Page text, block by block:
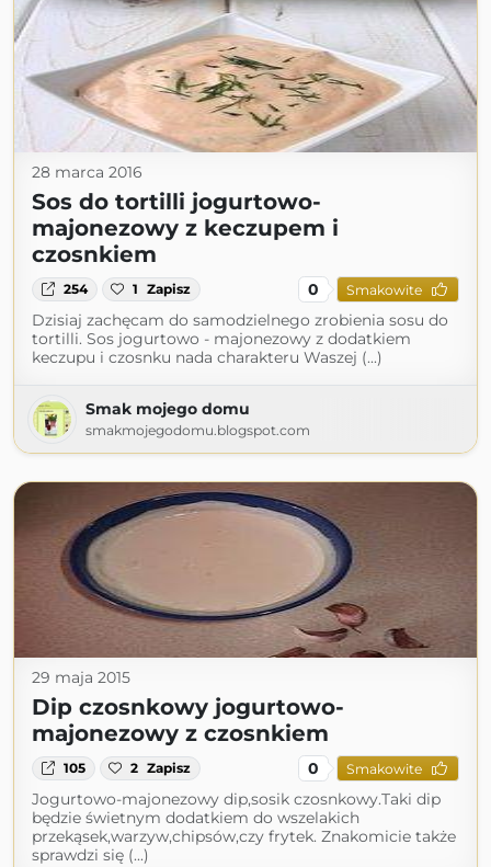
28 marca 2016
Sos do tortilli jogurtowo-
majonezowy z keczupem i
czosnkiem
254 1 Zapisz 0 Smakowite
Dzisiaj zachęcam do samodzielnego zrobienia sosu do
tortilli. Sos jogurtowo - majonezowy z dodatkiem
keczupu i czosnku nada charakteru Waszej (...)
Smak mojego domu
smakmojegodomu.blogspot.com
29 maja 2015
Dip czosnkowy jogurtowo-
majonezowy z czosnkiem
105 2 Zapisz 0 Smakowite
Jogurtowo-majonezowy dip,sosik czosnkowy.Taki dip
będzie świetnym dodatkiem do wszelakich
przekąsek,warzyw,chipsów,czy frytek. Znakomicie także
sprawdzi się (...)